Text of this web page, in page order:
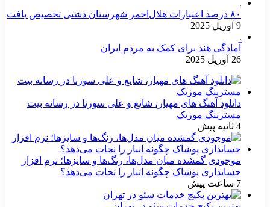
۸۰ درصد اعتبارات هلال‌احمر شهرستان دشتی تخصیص یافت
9 آوریل 2025
آمادگی هند برای کمک به مردم ایران
26 آوریل 2025
دانلود آهنگ های مهیار، شایع و علی سورنا در رسانه بیت
مسترینگ موزیک
4 ثانیه پیش
موجودی گمشده میان مدل‌ها، رنگ‌ها و سایزها؛ نرم افزار
حسابداری پوشاک چگونه انبار را نجات می‌دهد؟
7 ساعت پیش